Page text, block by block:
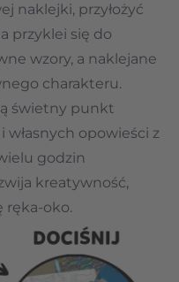
naklejki, przyłożyć
przyklei się do
wzory, a naklejane
charakteru.
świetny punkt
opowieści z
godzin
kreatywność,
ręka-oko.